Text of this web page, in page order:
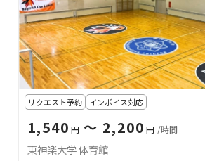
リクエスト予約 インボイス対応
1,540 円 〜 2,200 円 /時間
東神楽大学 体育館